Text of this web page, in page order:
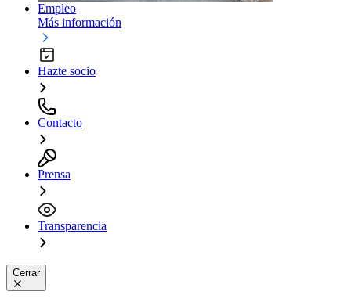
Empleo
Más información
Hazte socio
Contacto
Prensa
Transparencia
Cerrar